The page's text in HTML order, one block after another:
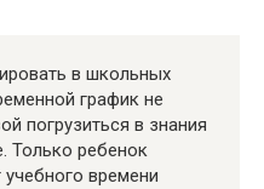
в школьных
график не
погрузиться в знания
Только ребенок
учебного времени